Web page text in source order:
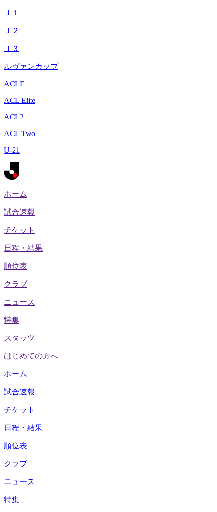
Ｊ１
Ｊ２
Ｊ３
ルヴァンカップ
ACLE
ACL Elite
ACL2
ACL Two
U-21
ホーム
試合速報
チケット
日程・結果
順位表
クラブ
ニュース
特集
スタッツ
はじめての方へ
ホーム
試合速報
チケット
日程・結果
順位表
クラブ
ニュース
特集